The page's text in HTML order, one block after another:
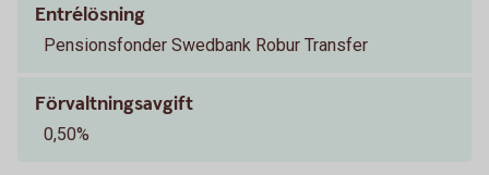
Entrélösning
Pensionsfonder Swedbank Robur Transfer
Förvaltningsavgift
0,50%